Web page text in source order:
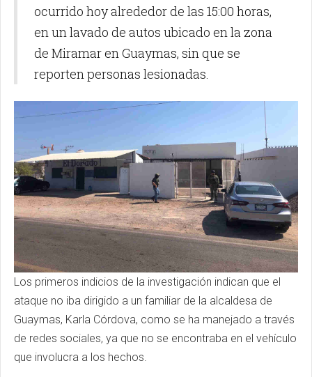
ocurrido hoy alrededor de las 15:00 horas,
en un lavado de autos ubicado en la zona
de Miramar en Guaymas, sin que se
reporten personas lesionadas.
Los primeros indicios de la investigación indican que el
ataque no iba dirigido a un familiar de la alcaldesa de
Guaymas, Karla Córdova, como se ha manejado a través
de redes sociales, ya que no se encontraba en el vehículo
que involucra a los hechos.